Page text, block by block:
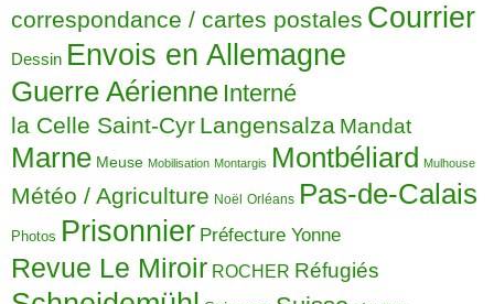
correspondance / cartes postales Courrier
Dessin Envois en Allemagne
Guerre Aérienne Interné
la Celle Saint-Cyr Langensalza Mandat
Marne Meuse Mobilisation Montargis Montbéliard Mulhouse
Météo / Agriculture Noël Orléans Pas-de-Calais
Photos Prisonnier Préfecture Yonne
Revue Le Miroir ROCHER Réfugiés